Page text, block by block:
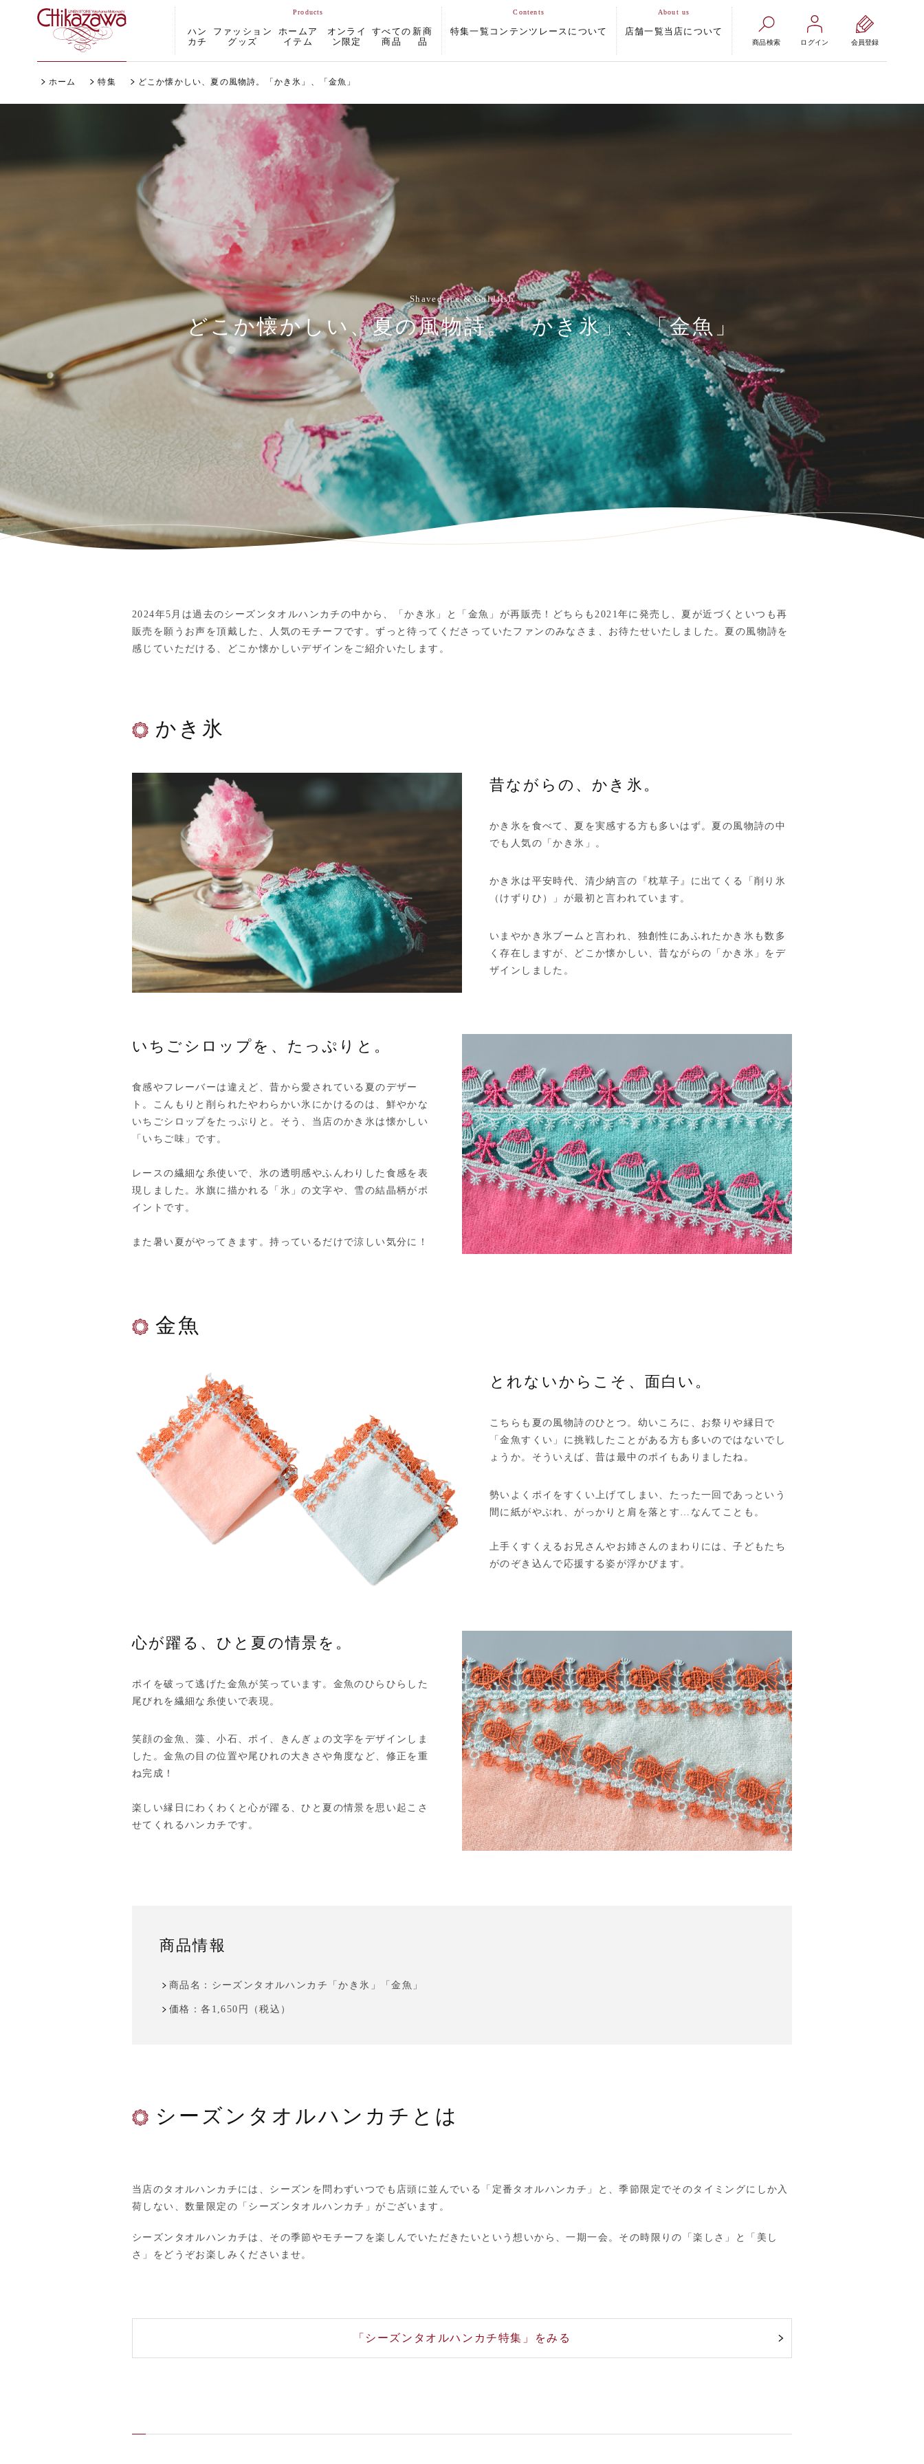
ハン
カチ
ファッション
グッズ
ホームア
イテム
オンライ
ン限定
すべての
商品
新商
品
特集一覧 コンテンツ レースについて 店舗一覧 当店について
商品検索 ログイン 会員登録
ホーム 特集 どこか懐かしい、夏の風物詩。「かき氷」、「金魚」
Shaved-ice & Goldfish
どこか懐かしい、夏の風物詩。「かき氷」、「金魚」
2024年5月は過去のシーズンタオルハンカチの中から、「かき氷」と「金魚」が再販売！どちらも2021年に発売し、夏が近づくといつも再
販売を願うお声を頂戴した、人気のモチーフです。ずっと待ってくださっていたファンのみなさま、お待たせいたしました。夏の風物詩を
感じていただける、どこか懐かしいデザインをご紹介いたします。
かき氷
昔ながらの、かき氷。
かき氷を食べて、夏を実感する方も多いはず。夏の風物詩の中
でも人気の「かき氷」。
かき氷は平安時代、清少納言の『枕草子』に出てくる「削り氷
（けずりひ）」が最初と言われています。
いまやかき氷ブームと言われ、独創性にあふれたかき氷も数多
く存在しますが、どこか懐かしい、昔ながらの「かき氷」をデ
ザインしました。
いちごシロップを、たっぷりと。
食感やフレーバーは違えど、昔から愛されている夏のデザー
ト。こんもりと削られたやわらかい氷にかけるのは、鮮やかな
いちごシロップをたっぷりと。そう、当店のかき氷は懐かしい
「いちご味」です。
レースの繊細な糸使いで、氷の透明感やふんわりした食感を表
現しました。氷旗に描かれる「氷」の文字や、雪の結晶柄がポ
イントです。
また暑い夏がやってきます。持っているだけで涼しい気分に！
金魚
とれないからこそ、面白い。
こちらも夏の風物詩のひとつ。幼いころに、お祭りや縁日で
「金魚すくい」に挑戦したことがある方も多いのではないでし
ょうか。そういえば、昔は最中のポイもありましたね。
勢いよくポイをすくい上げてしまい、たった一回であっという
間に紙がやぶれ、がっかりと肩を落とす…なんてことも。
上手くすくえるお兄さんやお姉さんのまわりには、子どもたち
がのぞき込んで応援する姿が浮かびます。
心が躍る、ひと夏の情景を。
ポイを破って逃げた金魚が笑っています。金魚のひらひらした
尾びれを繊細な糸使いで表現。
笑顔の金魚、藻、小石、ポイ、きんぎょの文字をデザインしま
した。金魚の目の位置や尾ひれの大きさや角度など、修正を重
ね完成！
楽しい縁日にわくわくと心が躍る、ひと夏の情景を思い起こさ
せてくれるハンカチです。
商品情報
商品名：シーズンタオルハンカチ「かき氷」「金魚」
価格：各1,650円（税込）
シーズンタオルハンカチとは
当店のタオルハンカチには、シーズンを問わずいつでも店頭に並んでいる「定番タオルハンカチ」と、季節限定でそのタイミングにしか入
荷しない、数量限定の「シーズンタオルハンカチ」がございます。
シーズンタオルハンカチは、その季節やモチーフを楽しんでいただきたいという想いから、一期一会。その時限りの「楽しさ」と「美し
さ」をどうぞお楽しみくださいませ。
「シーズンタオルハンカチ特集」をみる